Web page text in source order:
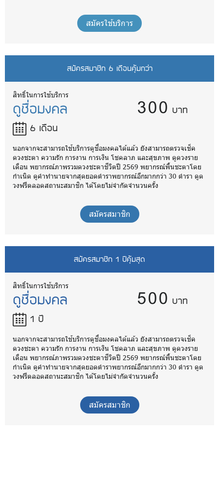
สมัครใช้บริการ
สมัครสมาชิก 6 เดือนคุ้มกว่า
สิทธิ์ในการใช้บริการ
ดูชื่อมงคล
6 เดือน
300 บาท
นอกจากจะสามารถใช้บริการดูชื่อมงคลได้แล้ว ยังสามารถตรวจเช็ค
ดวงชะตา ความรัก การงาน การเงิน โชคลาภ และสุขภาพ ดูดวงราย
เดือน พยากรณ์ภาพรวมดวงชะตาชีวิตปี 2569 พยากรณ์พื้นชะตาโดย
กำเนิด ดูคำทำนายจากสุดยอดตำราพยากรณ์อีกมากกว่า 30 ตำรา ดูด
วงฟรีตลอดสถานะสมาชิก ได้โดยไม่จำกัดจำนวนครั้ง
สมัครสมาชิก
สมัครสมาชิก 1 ปีคุ้มสุด
สิทธิ์ในการใช้บริการ
ดูชื่อมงคล
1 ปี
500 บาท
นอกจากจะสามารถใช้บริการดูชื่อมงคลได้แล้ว ยังสามารถตรวจเช็ค
ดวงชะตา ความรัก การงาน การเงิน โชคลาภ และสุขภาพ ดูดวงราย
เดือน พยากรณ์ภาพรวมดวงชะตาชีวิตปี 2569 พยากรณ์พื้นชะตาโดย
กำเนิด ดูคำทำนายจากสุดยอดตำราพยากรณ์อีกมากกว่า 30 ตำรา ดูด
วงฟรีตลอดสถานะสมาชิก ได้โดยไม่จำกัดจำนวนครั้ง
สมัครสมาชิก